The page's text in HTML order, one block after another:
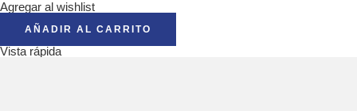
Agregar al wishlist
AÑADIR AL CARRITO
Vista rápida